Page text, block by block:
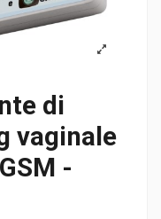
di
vaginale
-